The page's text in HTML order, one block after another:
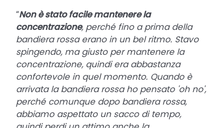
“Non è stato facile mantenere la
concentrazione, perché fino a prima della
bandiera rossa erano in un bel ritmo. Stavo
spingendo, ma giusto per mantenere la
concentrazione, quindi era abbastanza
confortevole in quel momento. Quando è
arrivata la bandiera rossa ho pensato 'oh no',
perché comunque dopo bandiera rossa,
abbiamo aspettato un sacco di tempo,